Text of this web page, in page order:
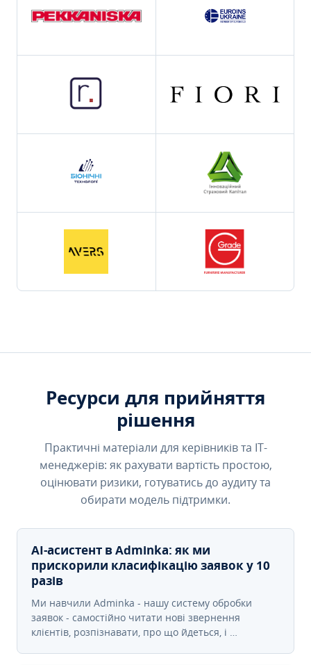
Ресурси для прийняття
рішення
Практичні матеріали для керівників та IT-
менеджерів: як рахувати вартість простою,
оцінювати ризики, готуватись до аудиту та
обирати модель підтримки.
AI-асистент в Adminka: як ми
прискорили класифікацію заявок у 10
разів
Ми навчили Adminka - нашу систему обробки
заявок - самостійно читати нові звернення
клієнтів, розпізнавати, про що йдеться, і …